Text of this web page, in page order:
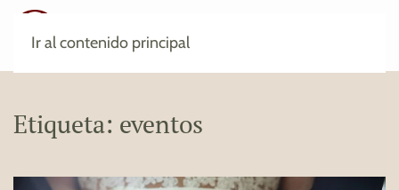
Ir al contenido principal
Etiqueta: eventos